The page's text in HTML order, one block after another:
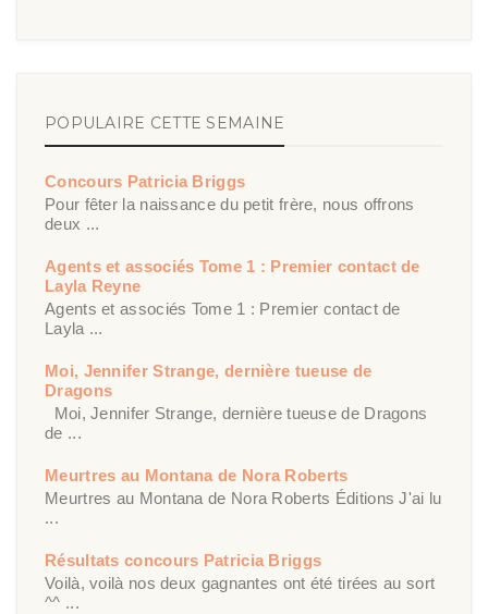
POPULAIRE CETTE SEMAINE
Concours Patricia Briggs
Pour fêter la naissance du petit frère, nous offrons
deux ...
Agents et associés Tome 1 : Premier contact de
Layla Reyne
Agents et associés Tome 1 : Premier contact de
Layla ...
Moi, Jennifer Strange, dernière tueuse de
Dragons
Moi, Jennifer Strange, dernière tueuse de Dragons
de ...
Meurtres au Montana de Nora Roberts
Meurtres au Montana de Nora Roberts Éditions J'ai lu
...
Résultats concours Patricia Briggs
Voilà, voilà nos deux gagnantes ont été tirées au sort
^^ ...